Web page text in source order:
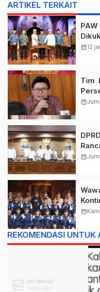
ARTIKEL TERKAIT
PAW
calendar_month12
Tim
,
calendar_month
calendar_month
calendar_month
REKOMENDASI UNTUK